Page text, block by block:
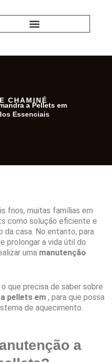
CHAMINÉ
a Pellets em
Essenciais
frios, muitas famílias em
como solução eficiente e
da casa. No entanto, para
prolongar a vida útil do
uma manutenção
que precisa de saber sobre
pellets em , para que possa
de aquecimento.
a